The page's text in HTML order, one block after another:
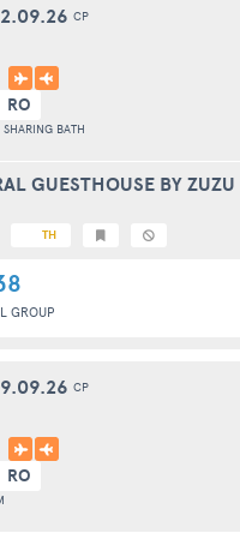
GROUP
СР
RO
BATH
GUESTHOUSE BY ZUZU
TH
СР
RO